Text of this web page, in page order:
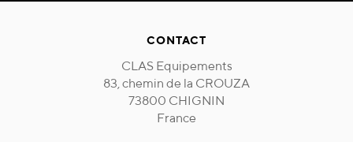
CONTACT
CLAS Equipements
83, chemin de la CROUZA
73800 CHIGNIN
France